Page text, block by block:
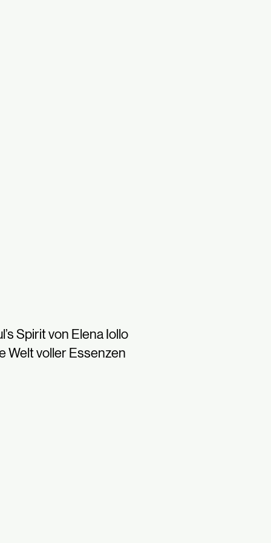
Spirit von Elena Iollo
Welt voller Essenzen